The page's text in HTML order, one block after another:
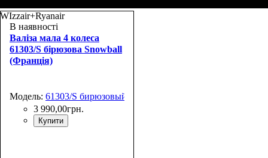
76х49х30+5
WIzzair+Ryanair
В наявності
Валіза мала 4 колеса
61303/S бірюзова Snowball
(Франція)
Модель: 61303/S бирюзовый
3 990,00грн.
Купити